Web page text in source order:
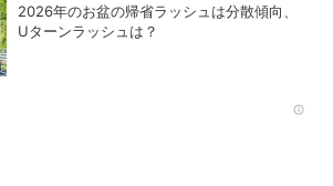
2026年のお盆の帰省ラッシュは分散傾向、
Uターンラッシュは？